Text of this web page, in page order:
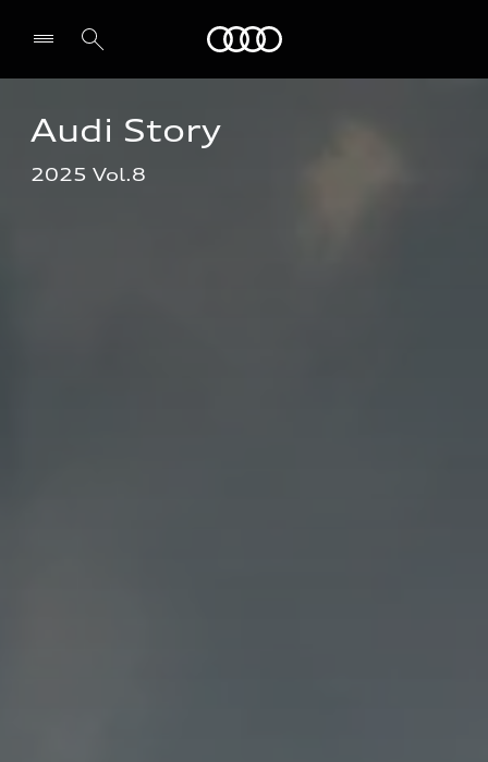
전시장/AS센터 찾기
Audi Story
2025 Vol.8